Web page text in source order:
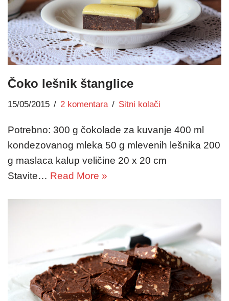
Čoko lešnik štanglice
15/05/2015 2 komentara Sitni kolači
Potrebno: 300 g čokolade za kuvanje 400 ml
kondezovanog mleka 50 g mlevenih lešnika 200
g maslaca kalup veličine 20 x 20 cm
Stavite… Read More »